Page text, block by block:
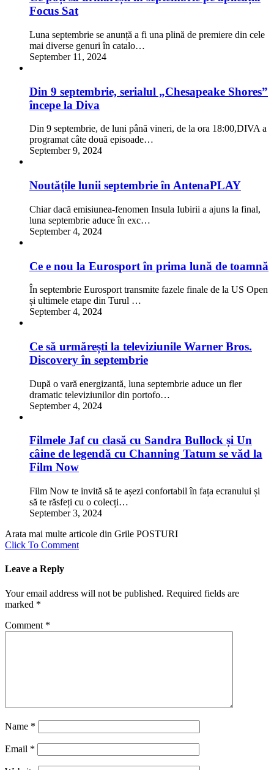
Focus Sat
Luna septembrie se anunță a fi una plină de premiere din cele
mai diverse genuri în catalo…
September 11, 2024
Din 9 septembrie, serialul „Chesapeake Shores”
începe la Diva
Din 9 septembrie, de luni până vineri, de la ora 18:00,DIVA a
programat câte două episoade…
September 9, 2024
Noutățile lunii septembrie în AntenaPLAY
Chiar dacă emisiunea-fenomen Insula Iubirii a ajuns la final,
luna septembrie aduce în exc…
September 4, 2024
Ce e nou la Eurosport în prima lună de toamnă
În septembrie Eurosport transmite fazele finale de la US Open
și ultimele etape din Turul …
September 4, 2024
Ce să urmărești la televiziunile Warner Bros.
Discovery în septembrie
După o vară energizantă, luna septembrie aduce un fler
dramatic televiziunilor din portofo…
September 4, 2024
Filmele Jaf cu clasă cu Sandra Bullock și Un
câine de legendă cu Channing Tatum se văd la
Film Now
Film Now te invită să te așezi confortabil în fața ecranului și
să te răsfeți cu o colecți…
September 3, 2024
Arata mai multe articole din Grile POSTURI
Click To Comment
Leave a Reply
Your email address will not be published. Required fields are
marked *
Comment *
Name *
Email *